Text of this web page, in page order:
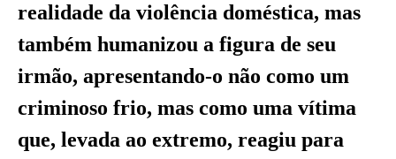
realidade da violência doméstica, mas
também humanizou a figura de seu
irmão, apresentando-o não como um
criminoso frio, mas como uma vítima
que, levada ao extremo, reagiu para